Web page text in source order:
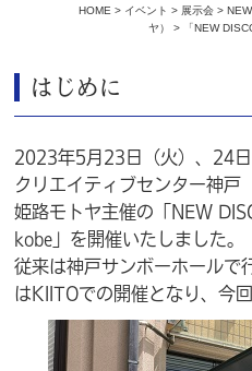
HOME> イベント > 展示会>
ヤ）
> 「NEW
はじめに
2023年5月23日（火）、24
クリエイティブセンター神
姫路モトヤ主催の「NEW
kobe」を開催いたしました。
従来は神戸サンボーホールで
はKIITOでの開催となり、今